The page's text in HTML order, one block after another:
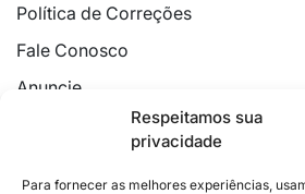
Respeitamos sua
privacidade
Para fornecer as melhores experiências,
Política de Correções
Fale Conosco
Anuncie
Política de Cookies